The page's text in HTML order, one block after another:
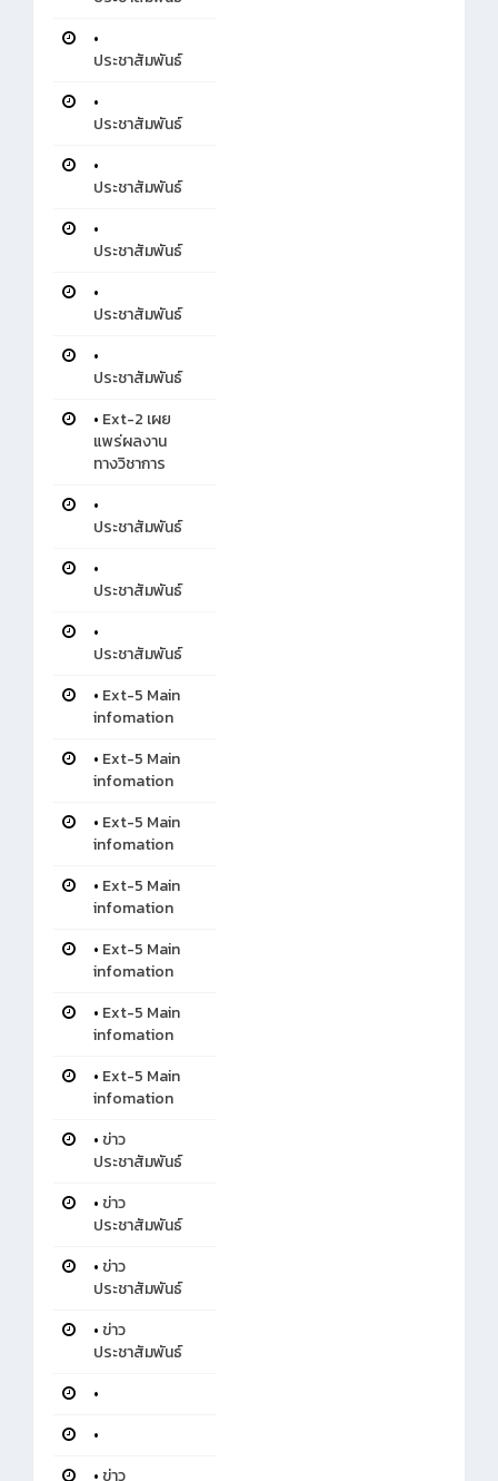
•
ประชาสัมพันธ์
•
ประชาสัมพันธ์
•
ประชาสัมพันธ์
•
ประชาสัมพันธ์
•
ประชาสัมพันธ์
•
ประชาสัมพันธ์
• Ext-2 เผย
แพร่ผลงาน
ทางวิชาการ
•
ประชาสัมพันธ์
•
ประชาสัมพันธ์
•
ประชาสัมพันธ์
• Ext-5 Main
infomation
• Ext-5 Main
infomation
• Ext-5 Main
infomation
• Ext-5 Main
infomation
• Ext-5 Main
infomation
• Ext-5 Main
infomation
• Ext-5 Main
infomation
• ข่าว
ประชาสัมพันธ์
• ข่าว
ประชาสัมพันธ์
• ข่าว
ประชาสัมพันธ์
• ข่าว
ประชาสัมพันธ์
•
•
• ข่าว